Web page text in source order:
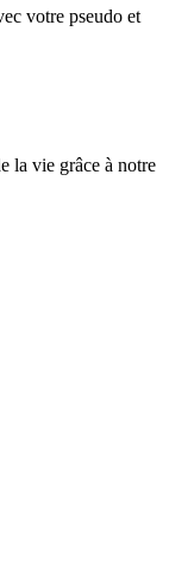
votre pseudo et
la vie grâce à notre